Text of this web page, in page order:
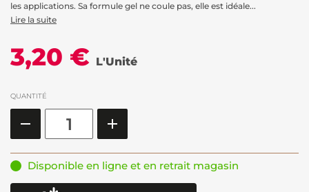
les applications. Sa formule gel ne coule pas, elle est idéale...
Lire la suite
3,20 € L'Unité
QUANTITÉ
Disponible en ligne et en retrait magasin